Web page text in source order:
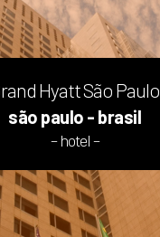
Hyatt São Paulo
são paulo - brasil
– hotel –